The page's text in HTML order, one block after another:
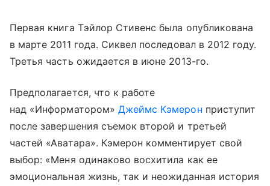
Первая книга Тэйлор Стивенс была опубликована
в марте 2011 года. Сиквел последовал в 2012 году.
Третья часть ожидается в июне 2013-го.
Предполагается, что к работе
над «Информатором» Джеймс Кэмерон приступит
после завершения съемок второй и третьей
частей «Аватара». Кэмерон комментирует свой
выбор: «Меня одинаково восхитила как ее
эмоциональная жизнь, так и неожиданная история